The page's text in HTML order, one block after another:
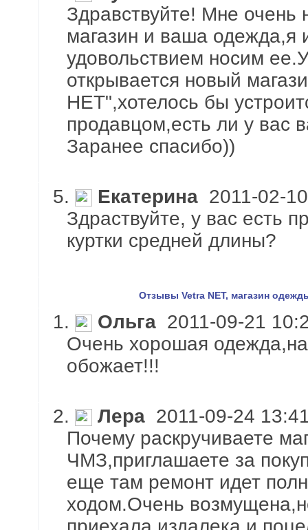
Здравствуйте! Мне очень
магазин и ваша одежда,я
удовольствием носим
открывается новый
НЕТ",хотелось бы
продавцом,есть ли у вас
Заранее спасибо))
5. Екатерина 2011-02-
Здраствуйте, у вас есть
куртки средней длины?
Отзывы Vetra NET, магазин
1. Ольга 2011-09-21
Очень хорошая
обожает!!!
2. Лера 2011-09-24
Почему раскручиваете
ЧМЗ,приглашаете за
еще там ремонт идет
ходом.Очень